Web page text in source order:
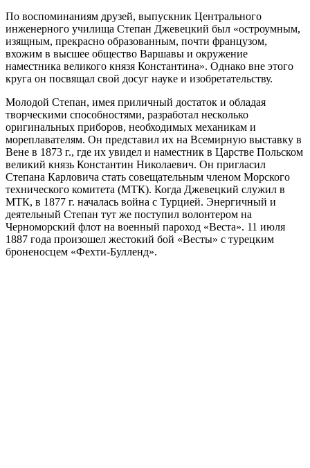
По воспоминаниям друзей, выпускник Центрального
инженерного училища Степан Джевецкий был «остроумным,
изящным, прекрасно образованным, почти французом,
вхожим в высшее общество Варшавы и окружение
наместника великого князя Константина». Однако вне этого
круга он посвящал свой досуг науке и изобретательству.
Молодой Степан, имея приличный достаток и обладая
творческими способностями, разработал несколько
оригинальных приборов, необходимых механикам и
мореплавателям. Он представил их на Всемирную выставку в
Вене в 1873 г., где их увидел и наместник в Царстве Польском
великий князь Константин Николаевич. Он пригласил
Степана Карловича стать совещательным членом Морского
технического комитета (МТК). Когда Джевецкий служил в
МТК, в 1877 г. началась война с Турцией. Энергичный и
деятельный Степан тут же поступил волонтером на
Черноморский флот на военный пароход «Веста». 11 июля
1887 года произошел жестокий бой «Весты» с турецким
броненосцем «Фехти-Булленд».